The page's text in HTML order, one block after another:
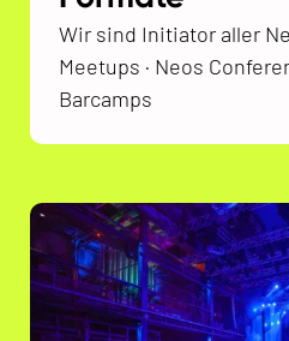
Wir sind Initiator aller
Meetups · Neos
Barcamps